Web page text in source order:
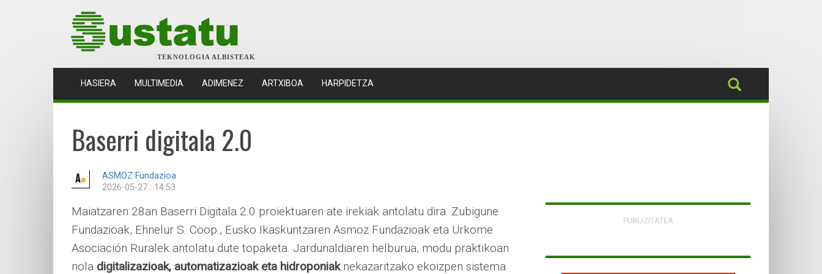
TEKNOLOGIA ALBISTEAK
HASIERA (CURRENT)
MULTIMEDIA ADIMENEZ ARTXIBOA HARPIDETZA
Baserri digitala 2.0
ASMOZ Fundazioa
2026-05-27 : 14:53
Maiatzaren 28an Baserri Digitala 2.0 proiektuaren ate irekiak antolatu dira. Zubigune
Fundazioak, Ehnelur S. Coop., Eusko Ikaskuntzaren Asmoz Fundazioak eta Urkome
Asociación Ruralek antolatu dute topaketa. Jardunaldiaren helburua, modu praktikoan
nola digitalizazioak, automatizazioak eta hidroponiaknekazaritzako ekoizpen sistema
PUBLIZITATEA